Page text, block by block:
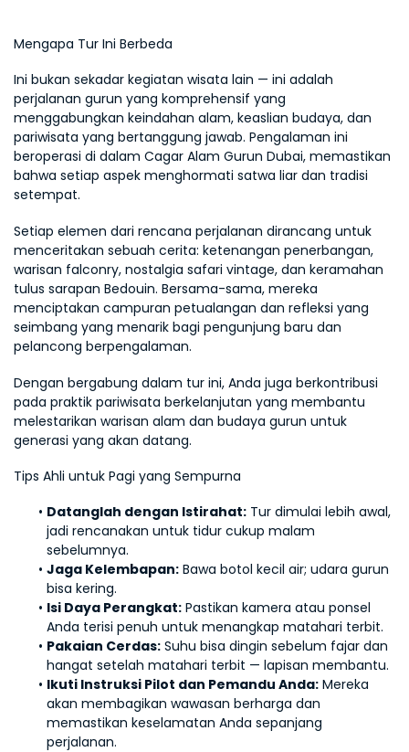
Mengapa Tur Ini Berbeda
Ini bukan sekadar kegiatan wisata lain — ini adalah
perjalanan gurun yang komprehensif yang
menggabungkan keindahan alam, keaslian budaya, dan
pariwisata yang bertanggung jawab. Pengalaman ini
beroperasi di dalam Cagar Alam Gurun Dubai, memastikan
bahwa setiap aspek menghormati satwa liar dan tradisi
setempat.
Setiap elemen dari rencana perjalanan dirancang untuk
menceritakan sebuah cerita: ketenangan penerbangan,
warisan falconry, nostalgia safari vintage, dan keramahan
tulus sarapan Bedouin. Bersama-sama, mereka
menciptakan campuran petualangan dan refleksi yang
seimbang yang menarik bagi pengunjung baru dan
pelancong berpengalaman.
Dengan bergabung dalam tur ini, Anda juga berkontribusi
pada praktik pariwisata berkelanjutan yang membantu
melestarikan warisan alam dan budaya gurun untuk
generasi yang akan datang.
Tips Ahli untuk Pagi yang Sempurna
Datanglah dengan Istirahat: Tur dimulai lebih awal,
jadi rencanakan untuk tidur cukup malam
sebelumnya.
Jaga Kelembapan: Bawa botol kecil air; udara gurun
bisa kering.
Isi Daya Perangkat: Pastikan kamera atau ponsel
Anda terisi penuh untuk menangkap matahari terbit.
Pakaian Cerdas: Suhu bisa dingin sebelum fajar dan
hangat setelah matahari terbit — lapisan membantu.
Ikuti Instruksi Pilot dan Pemandu Anda: Mereka
akan membagikan wawasan berharga dan
memastikan keselamatan Anda sepanjang
perjalanan.